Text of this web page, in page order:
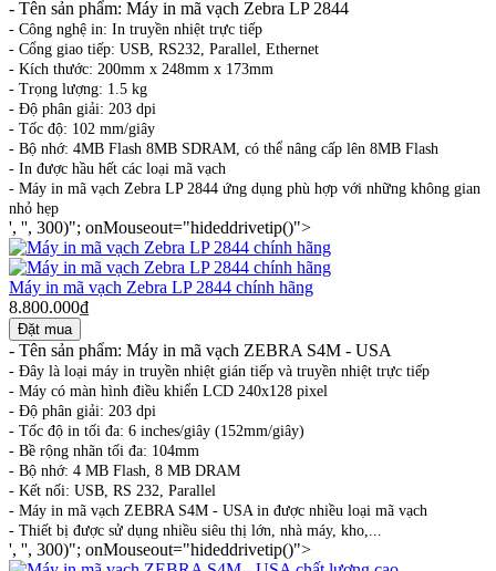
- Tên sản phẩm: Máy in mã vạch Zebra LP 2844
- Công nghệ in: In truyền nhiệt trực tiếp
- Cổng giao tiếp: USB, RS232, Parallel, Ethernet
- Kích thước: 200mm x 248mm x 173mm
- Trọng lượng: 1.5 kg
- Độ phân giải: 203 dpi
- Tốc độ: 102 mm/giây
- Bộ nhớ: 4MB Flash 8MB SDRAM, có thể nâng cấp lên 8MB Flash
- In được hầu hết các loại mã vạch
- Máy in mã vạch Zebra LP 2844 ứng dụng phù hợp với những không gian
nhỏ hẹp
', '', 300)"; onMouseout="hideddrivetip()">
Máy in mã vạch Zebra LP 2844 chính hãng
8.800.000₫
- Tên sản phẩm: Máy in mã vạch ZEBRA S4M - USA
- Đây là loại máy in truyền nhiệt gián tiếp và truyền nhiệt trực tiếp
- Máy có màn hình điều khiển LCD 240x128 pixel
- Độ phân giải: 203 dpi
- Tốc độ in tối đa: 6 inches/giây (152mm/giây)
- Bề rộng nhãn tối đa: 104mm
- Bộ nhớ: 4 MB Flash, 8 MB DRAM
- Kết nối: USB, RS 232, Parallel
- Máy in mã vạch ZEBRA S4M - USA in được nhiều loại mã vạch
- Thiết bị được sử dụng nhiều siêu thị lớn, nhà máy, kho,...
', '', 300)"; onMouseout="hideddrivetip()">